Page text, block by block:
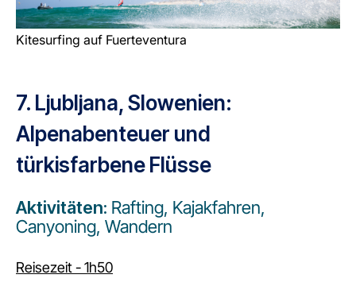
Kitesurfing auf Fuerteventura
7. Ljubljana, Slowenien:
Alpenabenteuer und
türkisfarbene Flüsse
Aktivitäten: Rafting, Kajakfahren,
Canyoning, Wandern
Reisezeit - 1h50